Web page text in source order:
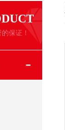
的保证！